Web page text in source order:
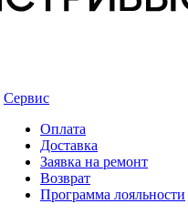
Сервис
Оплата
Доставка
Заявка на ремонт
Возврат
Программа лояльности